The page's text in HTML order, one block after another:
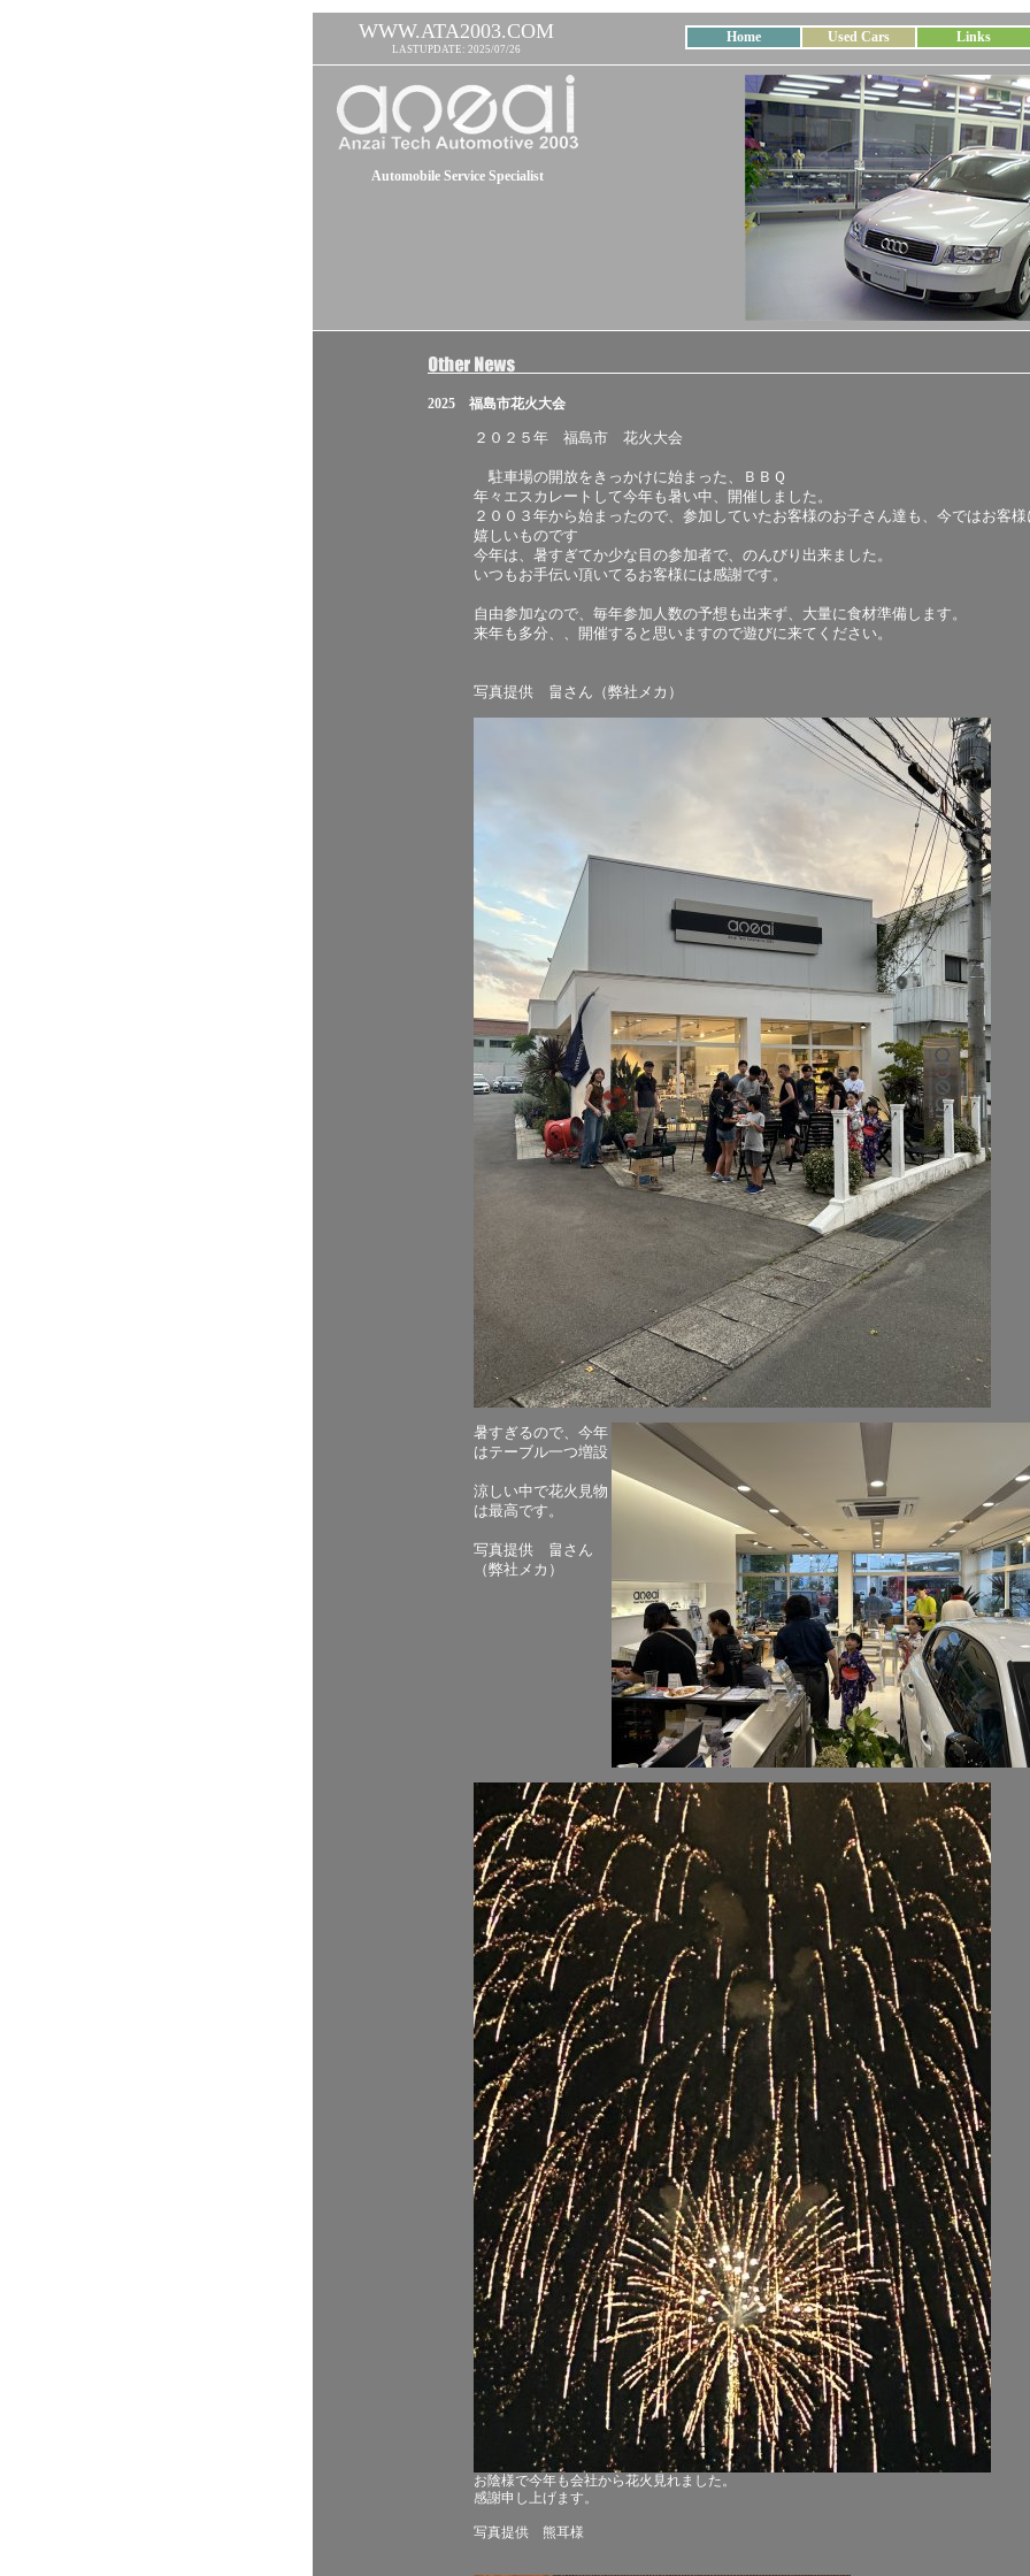
WWW.ATA2003.COM
LASTUPDATE: 2025/07/26
Home Used Cars Links
Automobile Service Specialist
2025 福島市花火大会
２０２５年 福島市 花火大会
駐車場の開放をきっかけに始まった、ＢＢＱ
年々エスカレートして今年も暑い中、開催しました。
２００３年から始まったので、参加していたお客様のお子さん達も、今ではお客様
嬉しいものです
今年は、暑すぎてか少な目の参加者で、のんびり出来ました。
いつもお手伝い頂いてるお客様には感謝です。
自由参加なので、毎年参加人数の予想も出来ず、大量に食材準備します。
来年も多分、、開催すると思いますので遊びに来てください。
写真提供 畠さん（弊社メカ）
暑すぎるので、今年
はテーブル一つ増設
涼しい中で花火見物
は最高です。
写真提供 畠さん
（弊社メカ）
お陰様で今年も会社から花火見れました。
感謝申し上げます。
写真提供 熊耳様